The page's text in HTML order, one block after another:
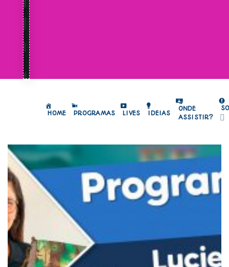
HOME PROGRAMAS LIVES IDEIAS
ONDE
ASSISTIR?